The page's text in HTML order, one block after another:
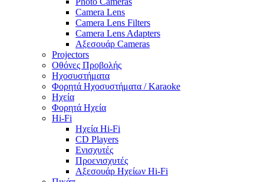
Camera Lens
Camera Lens Filters
Camera Lens Adapters
Αξεσουάρ Cameras
Projectors
Οθόνες Προβολής
Ηχοσυστήματα
Φορητά Ηχοσυστήματα / Karaoke
Ηχεία
Φορητά Ηχεία
Hi-Fi
Ηχεία Hi-Fi
CD Players
Ενισχυτές
Προενισχυτές
Αξεσουάρ Ηχείων Hi-Fi